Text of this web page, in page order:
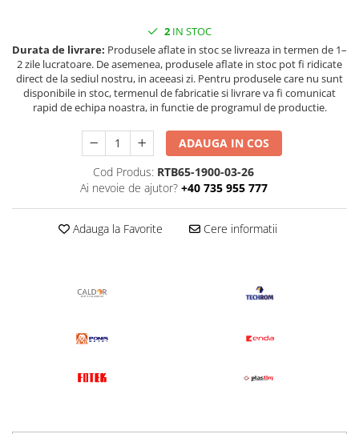
Rezistenta boiler
Rezistenta bain marie
Rezistenta masina de spalat vase
(marmita)
Rezistente electrice tubulara
Rezistenta cuptor
Bancuri & mese de lucru pentru
Bancuri de lucru industriale 2
Carucior de scule
BAK AG – Sudură & prelucrare
2 IN STOC
Durata de livrare: Produsele aflate in stoc se livreaza in termen de 1–
2 zile lucratoare. De asemenea, produsele aflate in stoc pot fi ridicate
direct de la sediul nostru, in aceeasi zi. Pentru produsele care nu sunt
disponibile in stoc, termenul de fabricatie si livrare va fi comunicat
rapid de echipa noastra, in functie de programul de productie.
ADAUGA IN COS
Cod Produs: RTB65-1900-03-26
Ai nevoie de ajutor? +40 735 955 777
Adauga la Favorite Cere informatii